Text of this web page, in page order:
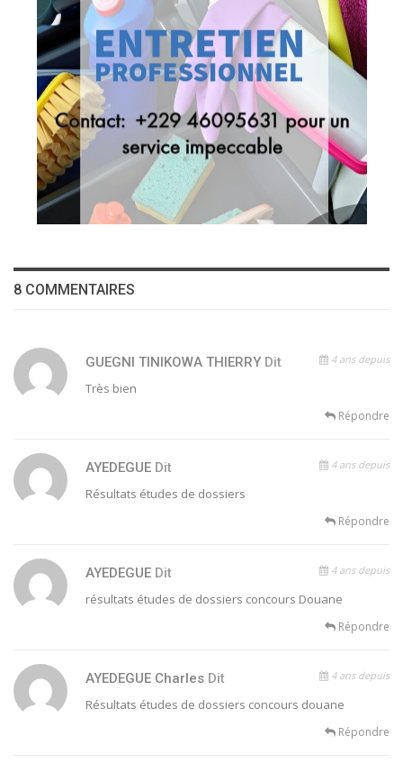
8 COMMENTAIRES
GUEGNI TINIKOWA THIERRY Dit 4 ans depuis
Très bien
Répondre
AYEDEGUE Dit 4 ans depuis
Résultats études de dossiers
Répondre
AYEDEGUE Dit 4 ans depuis
résultats études de dossiers concours Douane
Répondre
AYEDEGUE Charles Dit 4 ans depuis
Résultats études de dossiers concours douane
Répondre